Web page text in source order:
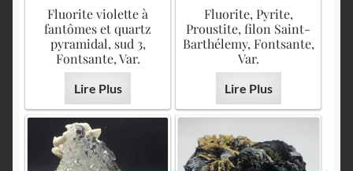
Fluorite violette à
fantômes et quartz
pyramidal, sud 3,
Fontsante, Var.
Lire Plus
Fluorite, Pyrite,
Proustite, filon Saint-
Barthélemy, Fontsante,
Var.
Lire Plus